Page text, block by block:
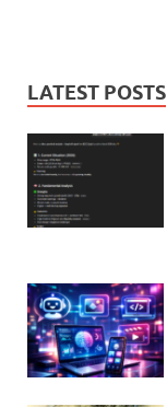
LATEST POSTS